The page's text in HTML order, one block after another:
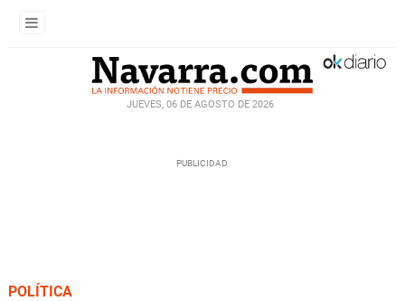
JUEVES, 06 DE AGOSTO DE 2026
POLÍTICA